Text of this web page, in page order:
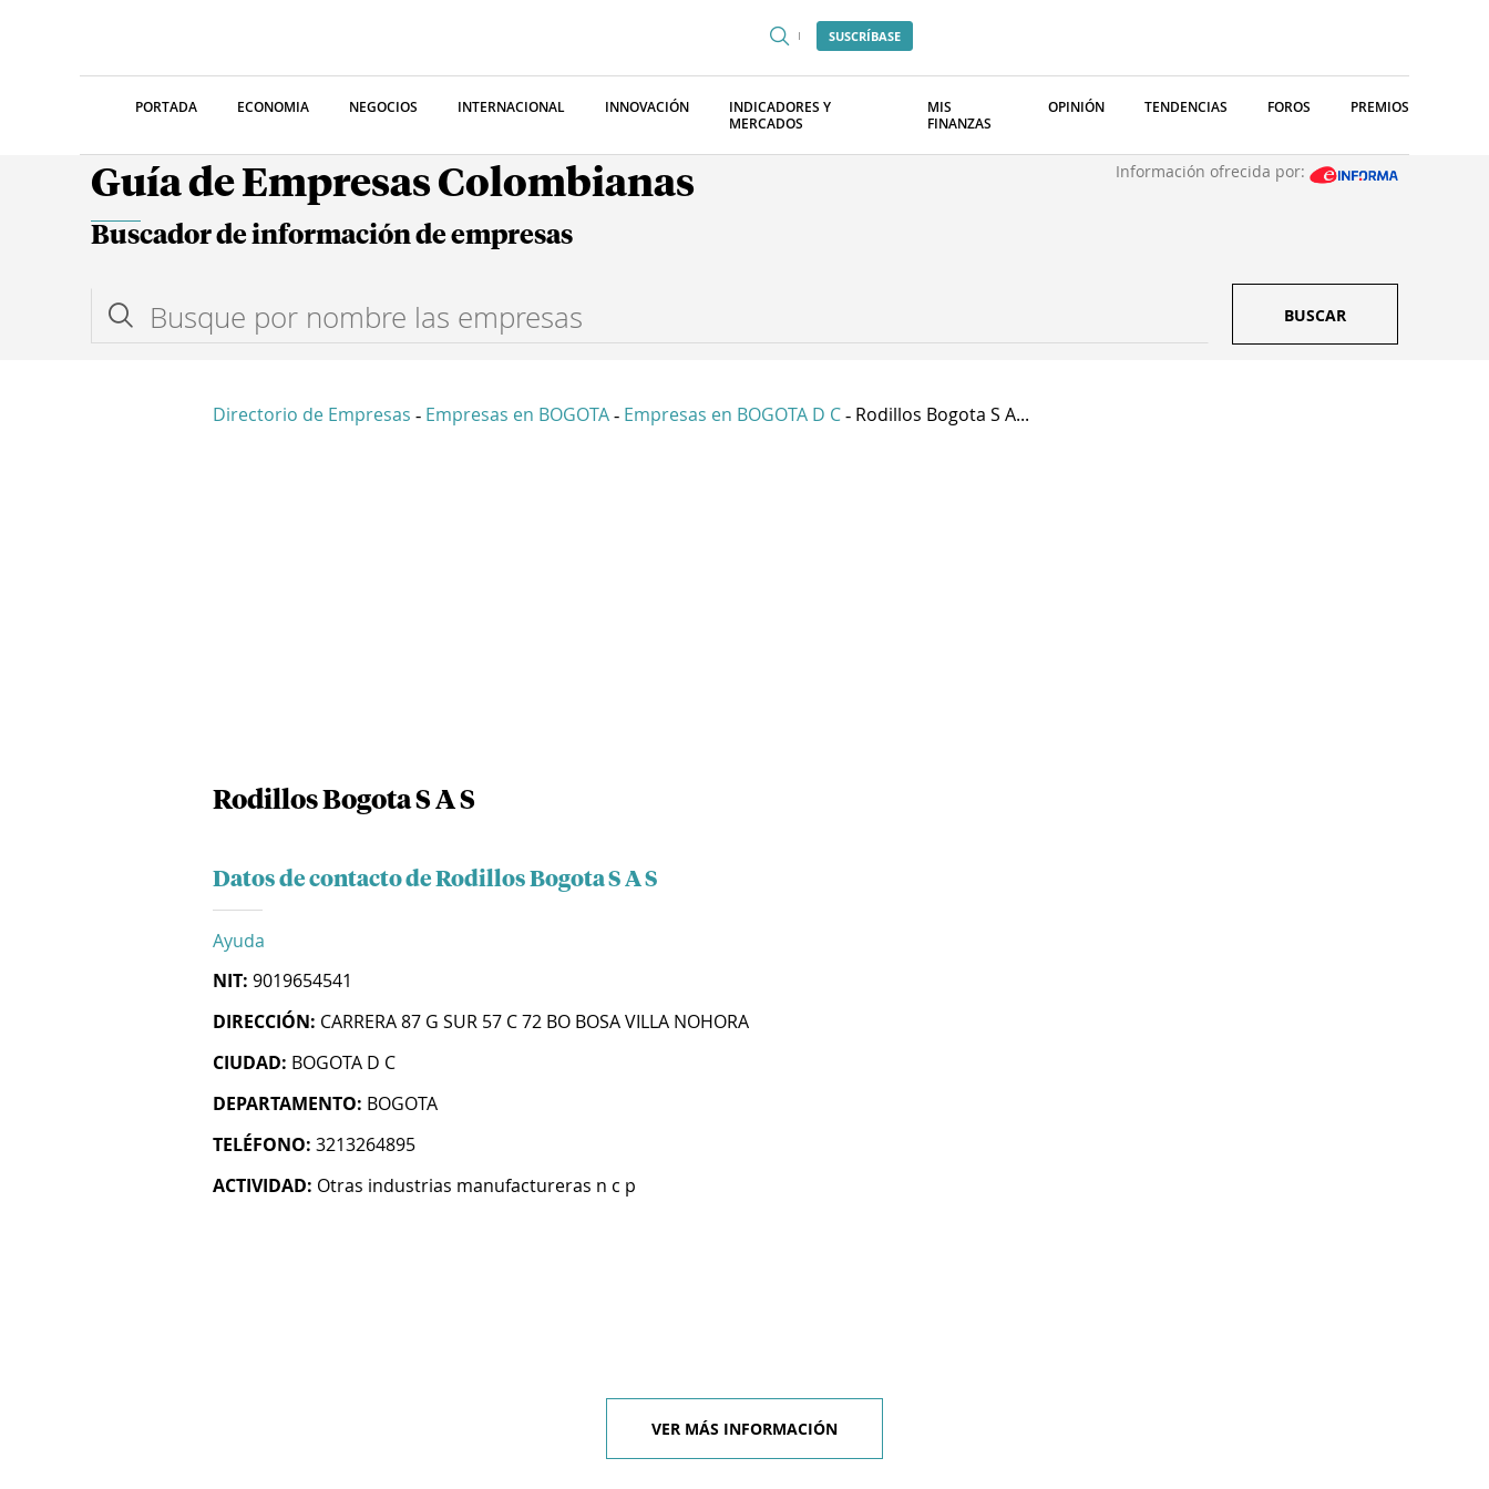
SUSCRÍBASE
PORTADA ECONOMIA NEGOCIOS INTERNACIONAL INNOVACIÓN
INDICADORES Y
MERCADOS
MIS
FINANZAS
OPINIÓN TENDENCIAS FOROS PREMIOS
Guía de Empresas Colombianas Información ofrecida por:
Buscador de información de empresas
BUSCAR
Directorio de Empresas - Empresas en BOGOTA - Empresas en BOGOTA D C - Rodillos Bogota S A...
Rodillos Bogota S A S
Datos de contacto de Rodillos Bogota S A S
Ayuda
NIT: 9019654541
DIRECCIÓN: CARRERA 87 G SUR 57 C 72 BO BOSA VILLA NOHORA
CIUDAD: BOGOTA D C
DEPARTAMENTO: BOGOTA
TELÉFONO: 3213264895
ACTIVIDAD: Otras industrias manufactureras n c p
VER MÁS INFORMACIÓN